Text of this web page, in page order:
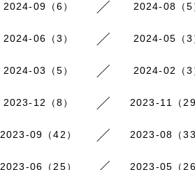
2024-09（6） 2024-08（5
2024-06（3） 2024-05（3
2024-03（5） 2024-02（3
2023-12（8） 2023-11（29
2023-09（42） 2023-08（33
2023-06（25） 2023-05（26